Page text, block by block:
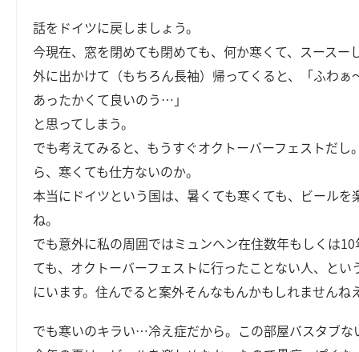
話をドイツに戻しましょう。
今現在、窓を閉めても閉めても、何か寒くて、スースー
外に出かけて（もちろん長袖）帰ってくると、「ふわぁ
あったかくて良いのう…」
と思ってしまう。
でも考えてみると、もうすぐオクトーバーフェストだし
ら、寒くても仕方ないのか。
本当にドイツという国は、暑くても寒くても、ビールを
ね。
でも意外に私の周囲ではミュンヘン在住数年もしくは
ても、オクトーバーフェストに行ったことない人、とい
にいます。住んでると案外そんなもんかもしれませんね
でも寒いのキラい…冷え症だから。この部屋バスタブな